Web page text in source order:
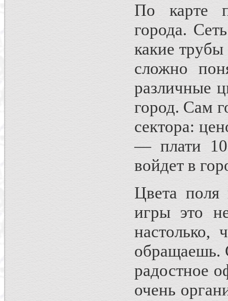
По карте
города.
какие
сложно
различные
город. Сам
сектора:
— плати
войдет в
Цвета
игры это
настолько,
обращаешь.
радостное
очень